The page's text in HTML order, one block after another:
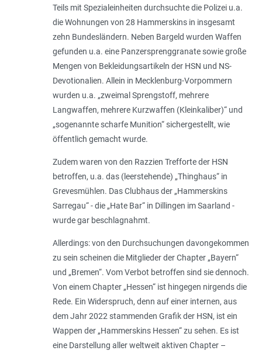
Teils mit Spezialeinheiten durchsuchte die Polizei u.a.
die Wohnungen von 28 Hammerskins in insgesamt
zehn Bundesländern. Neben Bargeld wurden Waffen
gefunden u.a. eine Panzersprenggranate sowie große
Mengen von Bekleidungsartikeln der HSN und NS-
Devotionalien. Allein in Mecklenburg-Vorpommern
wurden u.a. „zweimal Sprengstoff, mehrere
Langwaffen, mehrere Kurzwaffen (Kleinkaliber)“ und
„sogenannte scharfe Munition“ sichergestellt, wie
öffentlich gemacht wurde.
Zudem waren von den Razzien Trefforte der HSN
betroffen, u.a. das (leerstehende) „Thinghaus“ in
Grevesmühlen. Das Clubhaus der „Hammerskins
Sarregau“ - die „Hate Bar“ in Dillingen im Saarland -
wurde gar beschlagnahmt.
Allerdings: von den Durchsuchungen davongekommen
zu sein scheinen die Mitglieder der Chapter „Bayern“
und „Bremen“. Vom Verbot betroffen sind sie dennoch.
Von einem Chapter „Hessen“ ist hingegen nirgends die
Rede. Ein Widerspruch, denn auf einer internen, aus
dem Jahr 2022 stammenden Grafik der HSN, ist ein
Wappen der „Hammerskins Hessen“ zu sehen. Es ist
eine Darstellung aller weltweit aktiven Chapter –